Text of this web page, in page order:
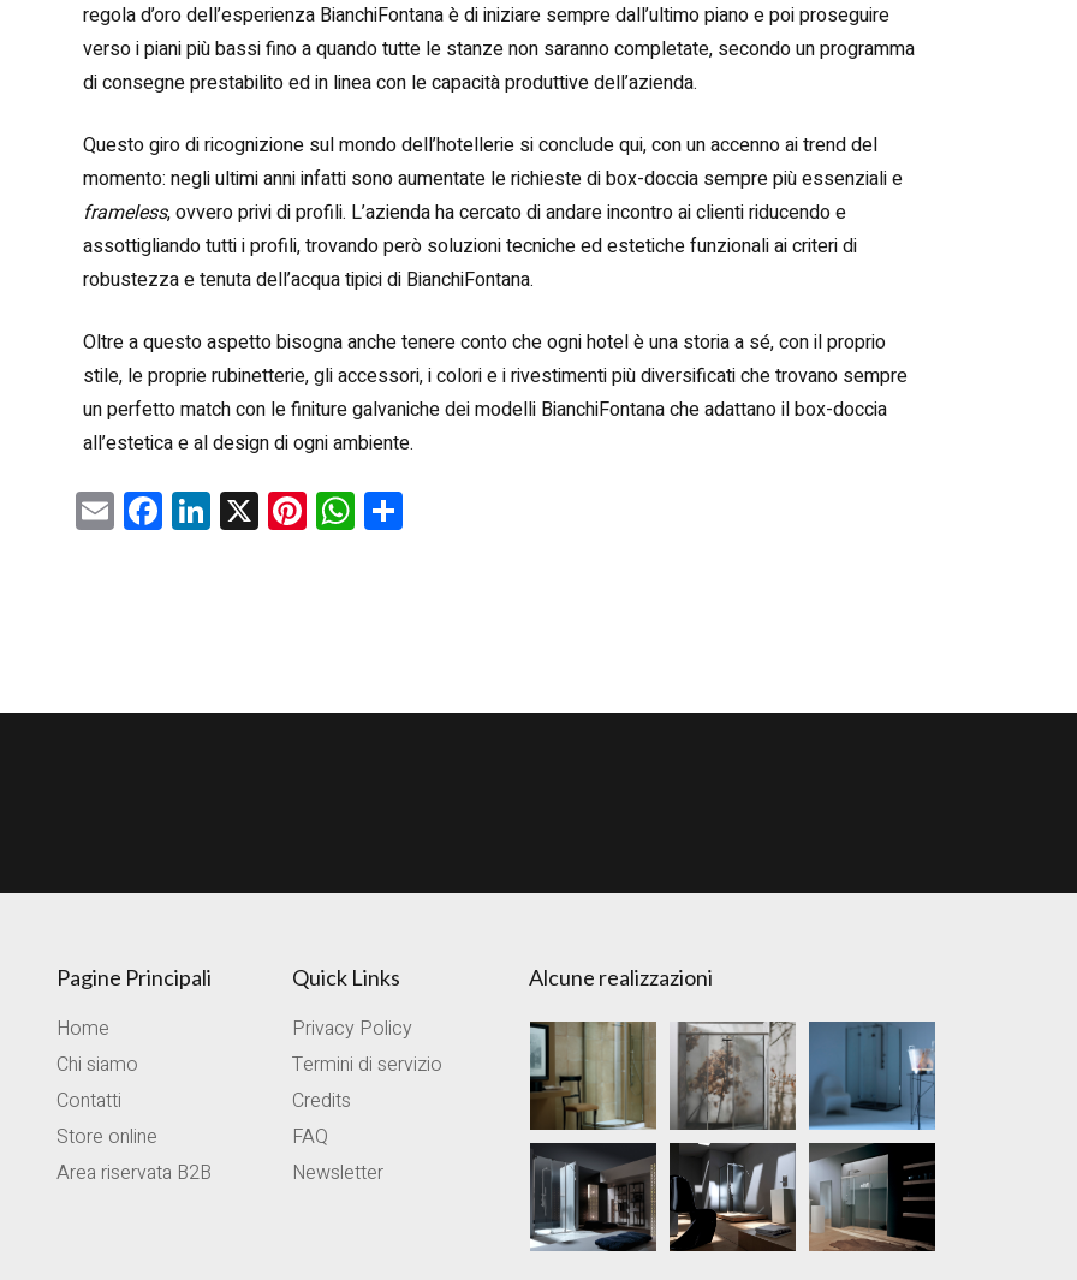
regola d’oro dell’esperienza BianchiFontana è di iniziare sempre dall’ultimo piano e poi proseguire
verso i piani più bassi fino a quando tutte le stanze non saranno completate, secondo un programma
di consegne prestabilito ed in linea con le capacità produttive dell’azienda.
Questo giro di ricognizione sul mondo dell’hotellerie si conclude qui, con un accenno ai trend del
momento: negli ultimi anni infatti sono aumentate le richieste di box-doccia sempre più essenziali e
frameless, ovvero privi di profili. L’azienda ha cercato di andare incontro ai clienti riducendo e
assottigliando tutti i profili, trovando però soluzioni tecniche ed estetiche funzionali ai criteri di
robustezza e tenuta dell’acqua tipici di BianchiFontana.
Oltre a questo aspetto bisogna anche tenere conto che ogni hotel è una storia a sé, con il proprio
stile, le proprie rubinetterie, gli accessori, i colori e i rivestimenti più diversificati che trovano sempre
un perfetto match con le finiture galvaniche dei modelli BianchiFontana che adattano il box-doccia
all’estetica e al design di ogni ambiente.
E
m
F
a
o
Li
nk
X Pi
nt
W
h
p
C
di
Pagine Principali
Home
Chi siamo
Contatti
Store online
Area riservata B2B
Quick Links
Privacy Policy
Termini di servizio
Credits
FAQ
Newsletter
Alcune realizzazioni